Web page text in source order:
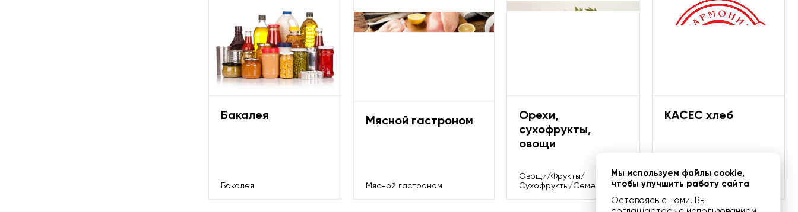
Бакалея
Бакалея
Мясной гастроном
Мясной гастроном
Орехи,
сухофрукты,
овощи
Овощи/Фрукты/
Сухофрукты/Семечки
КАСЕС хлеб
Хлебобулочные изделия
Мы используем файлы cookie,
чтобы улучшить работу сайта
Оставаясь с нами, Вы